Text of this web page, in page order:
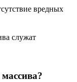
вредных
служат